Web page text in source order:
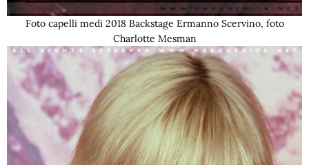
Foto capelli medi 2018 Backstage Ermanno Scervino, foto
Charlotte Mesman